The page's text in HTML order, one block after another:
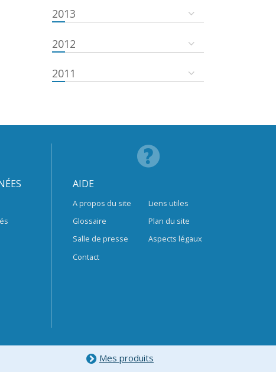
2013
2012
2011
AIDE
A propos du site
Glossaire
Salle de presse
Contact
Liens utiles
Plan du site
Aspects légaux
Mes produits